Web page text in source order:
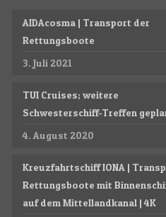
AIDAcosma | Transport der
Rettungsboote
3. Juli 2021
TUI Cruises; weitere
Schwesterschiff-Treffen
4. August 2020
Kreuzfahrtschiff IONA |
Rettungsboote mit
auf dem Mittellandkanal | 4K